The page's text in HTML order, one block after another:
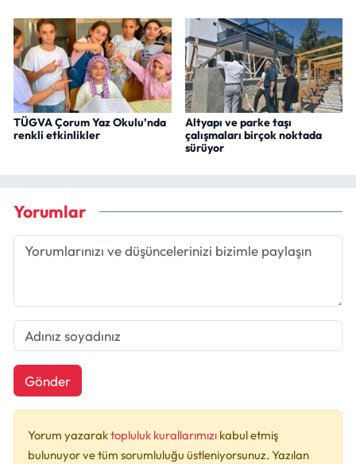
TÜGVA Çorum Yaz Okulu’nda
renkli etkinlikler
Altyapı ve parke taşı
çalışmaları birçok noktada
sürüyor
Yorumlar
Gönder
Yorum yazaraktopluluk kurallarımızı kabul etmiş
bulunuyor ve tüm sorumluluğu üstleniyorsunuz. Yazılan